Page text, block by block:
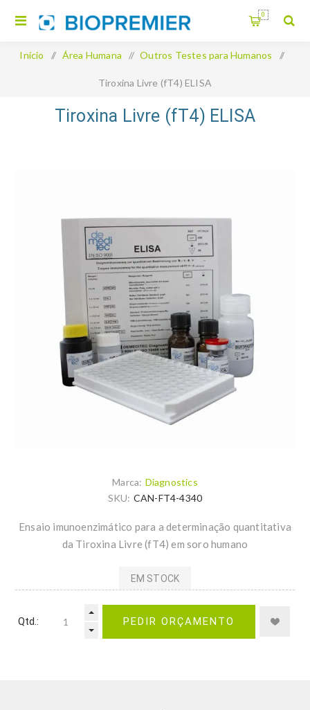
0
Início / Área Humana / Outros Testes para Humanos /
Tiroxina Livre (fT4) ELISA
Tiroxina Livre (fT4) ELISA
Marca: Diagnostics
SKU: CAN-FT4-4340
Ensaio imunoenzimático para a determinação quantitativa
da Tiroxina Livre (fT4) em soro humano
EM STOCK
Qtd.: PEDIR ORÇAMENTO